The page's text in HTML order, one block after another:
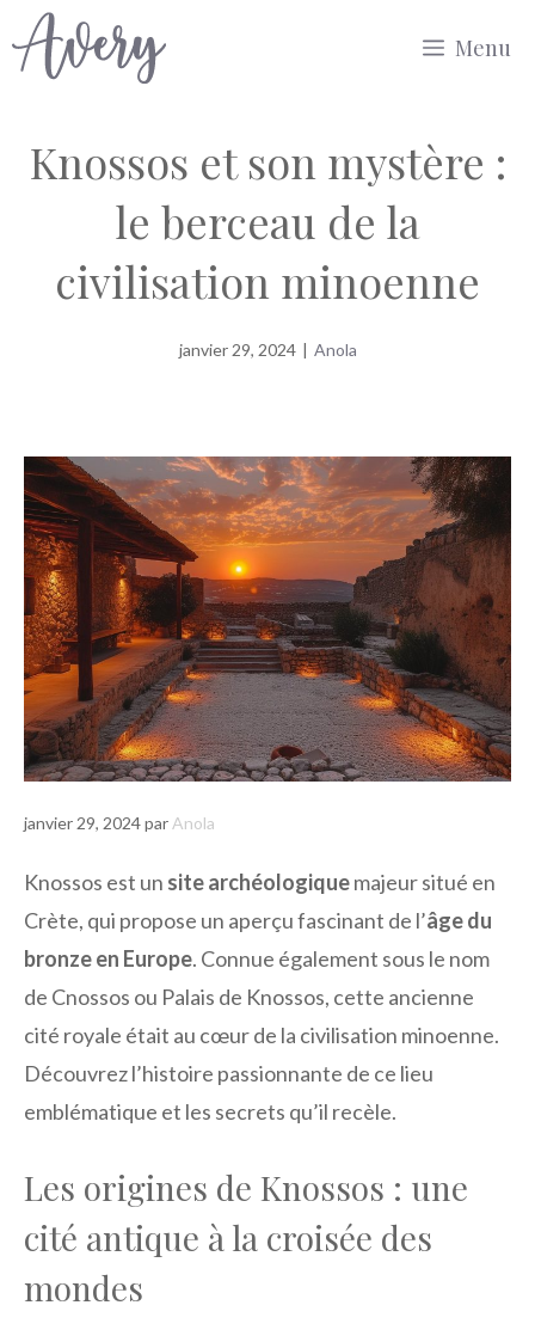
Aller
au
Menu
Knossos et son mystère :
le berceau de la
civilisation minoenne
janvier 29, 2024 | Anola
janvier 29, 2024par Anola
Knossos est un site archéologiquemajeur situé en
Crète, qui propose un aperçu fascinant de l’âge du
bronze en Europe. Connue également sous le nom
de Cnossos ou Palais de Knossos, cette ancienne
cité royale était au cœur de la civilisation minoenne.
Découvrez l’histoire passionnante de ce lieu
emblématique et les secrets qu’il recèle.
Les origines de Knossos : une
cité antique à la croisée des
mondes